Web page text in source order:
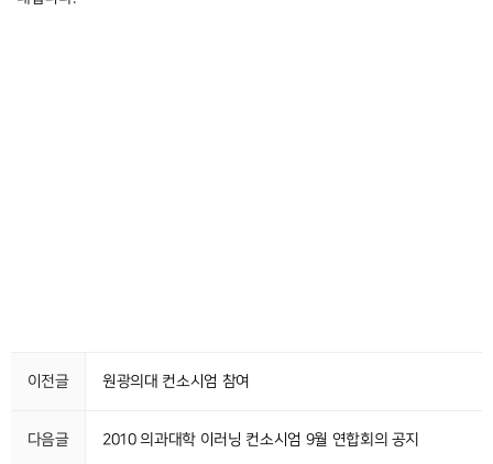
이전글 원광의대 컨소시엄 참여
다음글 2010 의과대학 이러닝 컨소시엄 9월 연합회의 공지